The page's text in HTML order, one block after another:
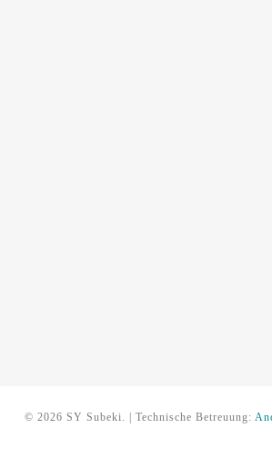
© 2026 SY Subeki. | Technische Betreuung: